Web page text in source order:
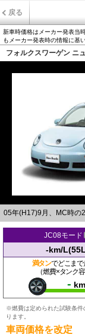
戻る
新車時価格はメーカー発表当
もメーカー発表時の情報に基
フォルクスワーゲン ニ
05年(H17)9月、MC時の
JC08モード
-km/
満タンでどこまで
（燃費×タンク容
- km
※燃費は定められた試験条件
ります。
車両価格を改定